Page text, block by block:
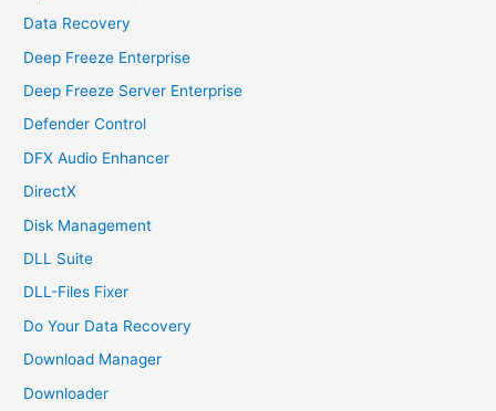
Data Recovery
Deep Freeze Enterprise
Deep Freeze Server Enterprise
Defender Control
DFX Audio Enhancer
DirectX
Disk Management
DLL Suite
DLL-Files Fixer
Do Your Data Recovery
Download Manager
Downloader